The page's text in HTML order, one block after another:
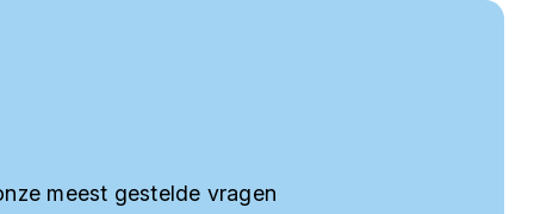
meest gestelde vragen